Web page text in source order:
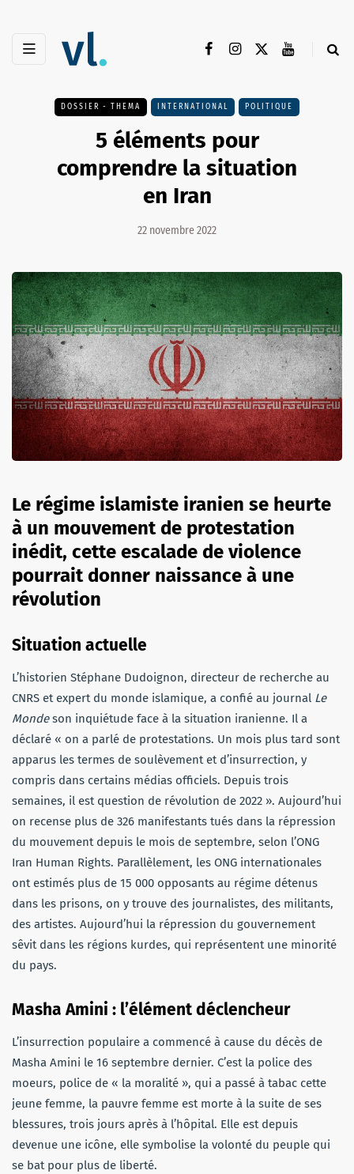
DOSSIER - THEMA INTERNATIONAL POLITIQUE
5 éléments pour
comprendre la situation
en Iran
22 novembre 2022
Le régime islamiste iranien se heurte
à un mouvement de protestation
inédit, cette escalade de violence
pourrait donner naissance à une
révolution
Situation actuelle
L’historien Stéphane Dudoignon, directeur de recherche au
CNRS et expert du monde islamique, a confié au journal Le
Mondeson inquiétude face à la situation iranienne. Il a
déclaré « on a parlé de protestations. Un mois plus tard sont
apparus les termes de soulèvement et d’insurrection, y
compris dans certains médias officiels. Depuis trois
semaines, il est question de révolution de 2022 ». Aujourd’hui
on recense plus de 326 manifestants tués dans la répression
du mouvement depuis le mois de septembre, selon l’ONG
Iran Human Rights. Parallèlement, les ONG internationales
ont estimés plus de 15 000 opposants au régime détenus
dans les prisons, on y trouve des journalistes, des militants,
des artistes. Aujourd’hui la répression du gouvernement
sêvit dans les régions kurdes, qui représentent une minorité
du pays.
Masha Amini : l’élément déclencheur
L’insurrection populaire a commencé à cause du décès de
Masha Amini le 16 septembre dernier. C’est la police des
moeurs, police de « la moralité », qui a passé à tabac cette
jeune femme, la pauvre femme est morte à la suite de ses
blessures, trois jours après à l’hôpital. Elle est depuis
devenue une icône, elle symbolise la volonté du peuple qui
se bat pour plus de liberté.